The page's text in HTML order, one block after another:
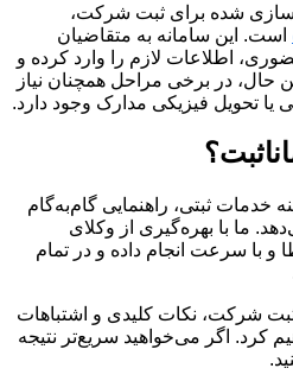
شده برای ثبت شرکت،
است. این سامانه به متقاضیان
اطلاعات لازم را وارد کرده و
حال، در برخی مراحل همچنان نیاز
یا تحویل فیزیکی مدارک وجود دارد.
خدمات ثبتی، راهنمایی گام‌به‌گام
ما با بهره‌گیری از وکلای
و با سرعت انجام داده و در تمام
شرکت، نکات کلیدی و اشتباهات
کرد. اگر می‌خواهید سریع‌تر نتیجه